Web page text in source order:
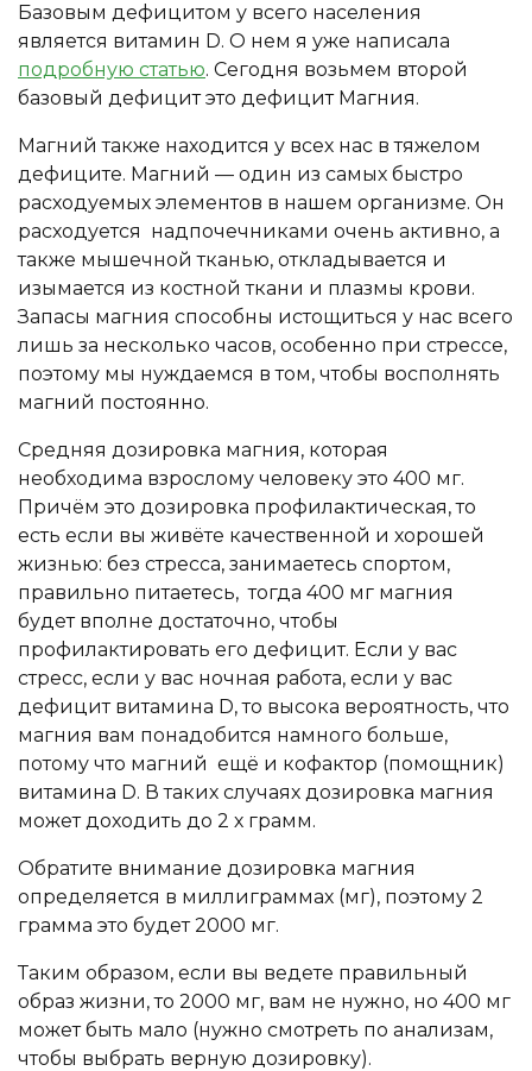
Базовым дефицитом у всего населения
является витамин D. О нем я уже написала
подробную статью. Сегодня возьмем второй
базовый дефицит это дефицит Магния.
Магний также находится у всех нас в тяжелом
дефиците. Магний — один из самых быстро
расходуемых элементов в нашем организме. Он
расходуется надпочечниками очень активно, а
также мышечной тканью, откладывается и
изымается из костной ткани и плазмы крови.
Запасы магния способны истощиться у нас всего
лишь за несколько часов, особенно при стрессе,
поэтому мы нуждаемся в том, чтобы восполнять
магний постоянно.
Средняя дозировка магния, которая
необходима взрослому человеку это 400 мг.
Причём это дозировка профилактическая, то
есть если вы живёте качественной и хорошей
жизнью: без стресса, занимаетесь спортом,
правильно питаетесь, тогда 400 мг магния
будет вполне достаточно, чтобы
профилактировать его дефицит. Если у вас
стресс, если у вас ночная работа, если у вас
дефицит витамина D, то высока вероятность, что
магния вам понадобится намного больше,
потому что магний ещё и кофактор (помощник)
витамина D. В таких случаях дозировка магния
может доходить до 2 х грамм.
Обратите внимание дозировка магния
определяется в миллиграммах (мг), поэтому 2
грамма это будет 2000 мг.
Таким образом, если вы ведете правильный
образ жизни, то 2000 мг, вам не нужно, но 400 мг
может быть мало (нужно смотреть по анализам,
чтобы выбрать верную дозировку).